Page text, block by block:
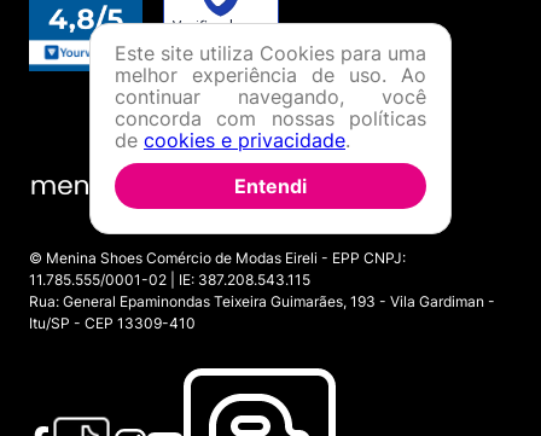
© Menina Shoes Comércio de Modas Eireli - EPP CNPJ:
11.785.555/0001-02 | IE: 387.208.543.115
Rua: General Epaminondas Teixeira Guimarães, 193 - Vila Gardiman -
Itu/SP - CEP 13309-410
Este site utiliza Cookies para uma
melhor experiência de uso. Ao
continuar navegando, você
concorda com nossas políticas
de cookies e privacidade.
Entendi